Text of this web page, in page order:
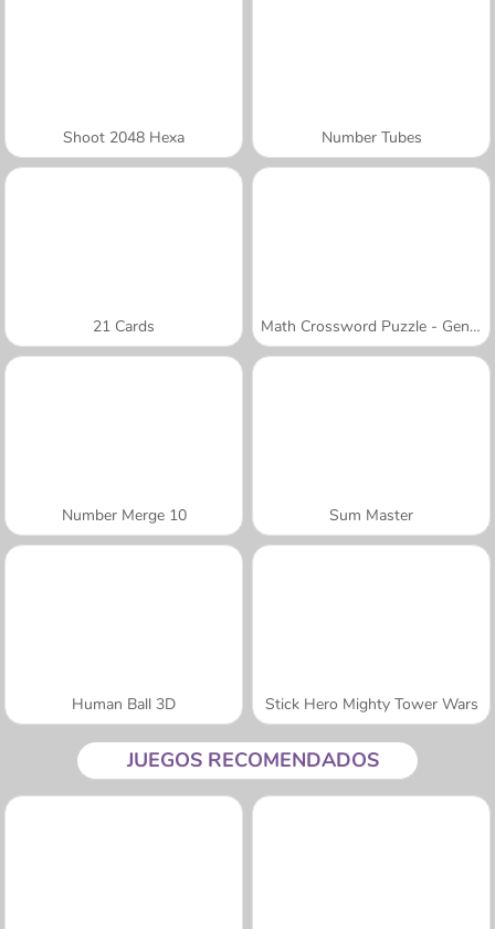
Shoot 2048 Hexa Number Tubes
21 Cards Math Crossword Puzzle - Genius Edition
Number Merge 10 Sum Master
Human Ball 3D Stick Hero Mighty Tower Wars
JUEGOS RECOMENDADOS